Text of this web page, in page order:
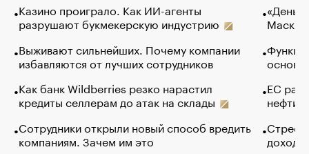
Казино проиграло. Как ИИ-агенты
разрушают букмекерскую индустрию
Выживают сильнейших. Почему компании
избавляются от лучших сотрудников
Как банк Wildberries резко нарастил
кредиты селлерам до атак на склады
Сотрудники открыли новый способ вредить
компаниям. Зачем им это
Маск в
основ
ЕС
нефти